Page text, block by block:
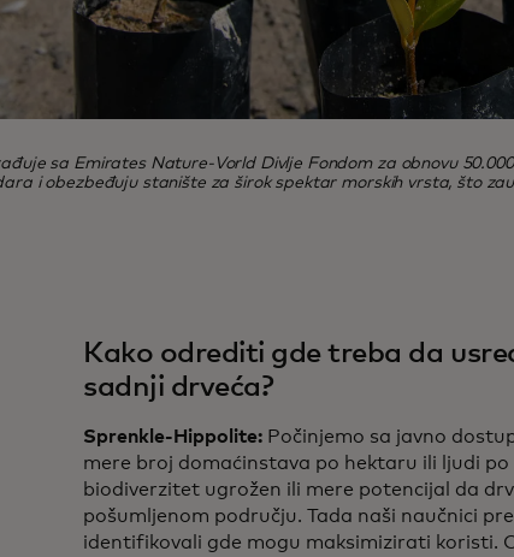
sa Emirates Nature-Vorld Divlje Fondom za obnovu
i obezbeđuju stanište za širok spektar morskih vrsta, što
Kako odrediti gde treba da
sadnji drveća?
Sprenkle-Hippolite: Počinjemo sa javno
mere broj domaćinstava po hektaru ili ljudi
biodiverzitet ugrožen ili mere potencijal da
pošumljenom području. Tada naši naučnici
identifikovali gde mogu maksimizirati koristi.